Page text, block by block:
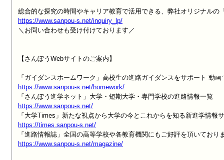
https://www.sanpou-s.net/inquiry_lp/
＼お問い合わせも受け付けております／
【さんぽうWebサイトのご案内】
https://www.sanpou-s.net/homework/
https://www.sanpou-s.net/
https://times.sanpou-s.net/
https://www.sanpou-s.net/magazine/